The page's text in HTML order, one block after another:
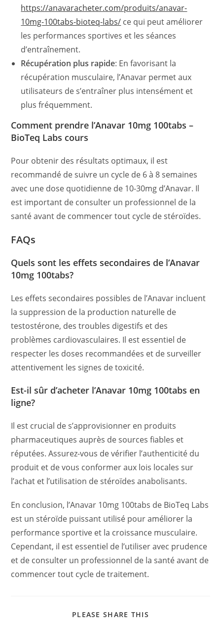
https://anavaracheter.com/produits/anavar-
10mg-100tabs-bioteq-labs/ ce qui peut améliorer
les performances sportives et les séances
d’entraînement.
Récupération plus rapide: En favorisant la
récupération musculaire, l’Anavar permet aux
utilisateurs de s’entraîner plus intensément et
plus fréquemment.
Comment prendre l’Anavar 10mg 100tabs –
BioTeq Labs cours
Pour obtenir des résultats optimaux, il est
recommandé de suivre un cycle de 6 à 8 semaines
avec une dose quotidienne de 10-30mg d’Anavar. Il
est important de consulter un professionnel de la
santé avant de commencer tout cycle de stéroïdes.
FAQs
Quels sont les effets secondaires de l’Anavar
10mg 100tabs?
Les effets secondaires possibles de l’Anavar incluent
la suppression de la production naturelle de
testostérone, des troubles digestifs et des
problèmes cardiovasculaires. Il est essentiel de
respecter les doses recommandées et de surveiller
attentivement les signes de toxicité.
Est-il sûr d’acheter l’Anavar 10mg 100tabs en
ligne?
Il est crucial de s’approvisionner en produits
pharmaceutiques auprès de sources fiables et
réputées. Assurez-vous de vérifier l’authenticité du
produit et de vous conformer aux lois locales sur
l’achat et l’utilisation de stéroïdes anabolisants.
En conclusion, l’Anavar 10mg 100tabs de BioTeq Labs
est un stéroïde puissant utilisé pour améliorer la
performance sportive et la croissance musculaire.
Cependant, il est essentiel de l’utiliser avec prudence
et de consulter un professionnel de la santé avant de
commencer tout cycle de traitement.
PLEASE SHARE THIS